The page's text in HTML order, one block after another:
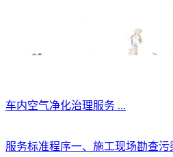
车内空气净化治理服务 ...
服务标准程序一、施工现场勘查